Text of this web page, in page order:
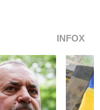
INFOX